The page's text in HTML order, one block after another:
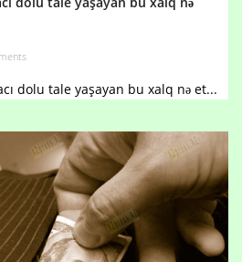
dolu tale yaşayan bu xalq nə et...